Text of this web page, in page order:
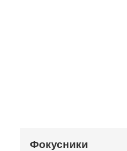
Фокусники